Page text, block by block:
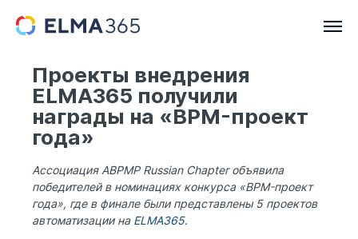
Проекты внедрения
ELMA365 получили
награды на «BPM-проект
года»
Ассоциация ABPMP Russian Chapter объявила
победителей в номинациях конкурса «BPM-проект
года», где в финале были представлены 5 проектов
автоматизации на ELMA365.